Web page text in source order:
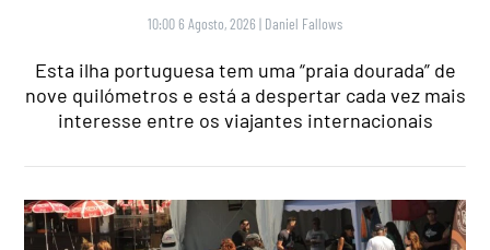
10:00 6 Agosto, 2026 | Daniel Fallows
Esta ilha portuguesa tem uma “praia dourada” de
nove quilómetros e está a despertar cada vez mais
interesse entre os viajantes internacionais